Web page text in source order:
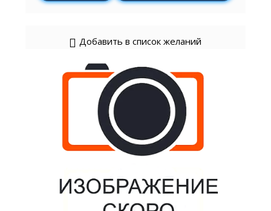
Добавить в список желаний